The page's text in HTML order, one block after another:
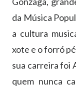
da Música
a cultura
xote e o forró
sua carreira foi
quem nunca